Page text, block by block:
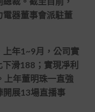
器董事會派駐董
年1~9月，公司實
滑188；實現凈利
上年董明珠一直強
開展13場直播事